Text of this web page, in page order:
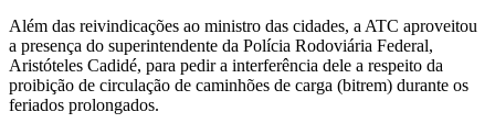
Além das reivindicações ao ministro das cidades, a ATC aproveitou
a presença do superintendente da Polícia Rodoviária Federal,
Aristóteles Cadidé, para pedir a interferência dele a respeito da
proibição de circulação de caminhões de carga (bitrem) durante os
feriados prolongados.